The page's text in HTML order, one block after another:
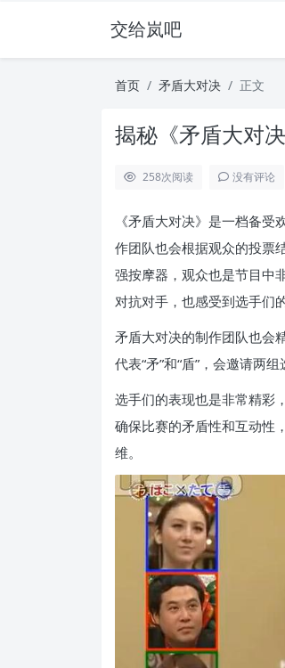
交给岚吧
首页 矛盾大对决 正文
揭秘《矛盾大对
258次阅读 没有评论
《矛盾大对决》是一档备
作团队也会根据观众的投票
强按摩器，观众也是节目中
对抗对手，也感受到选手们
矛盾大对决的制作团队也会
代表“矛”和“盾”，会邀请两
选手们的表现也是非常精彩
确保比赛的矛盾性和互动性
维。